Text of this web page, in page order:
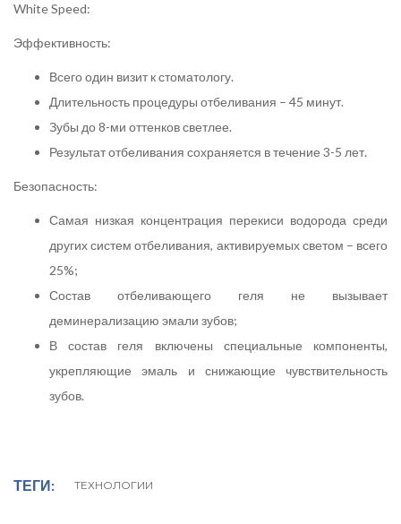
White Speed:
Эффективность:
Всего один визит к стоматологу.
Длительность процедуры отбеливания – 45 минут.
Зубы до 8-ми оттенков светлее.
Результат отбеливания сохраняется в течение 3-5 лет.
Безопасность:
Самая низкая концентрация перекиси водорода среди
других систем отбеливания, активируемых светом – всего
25%;
Состав отбеливающего геля не вызывает
деминерализацию эмали зубов;
В состав геля включены специальные компоненты,
укрепляющие эмаль и снижающие чувствительность
зубов.
ТЕГИ ТЕХНОЛОГИИ